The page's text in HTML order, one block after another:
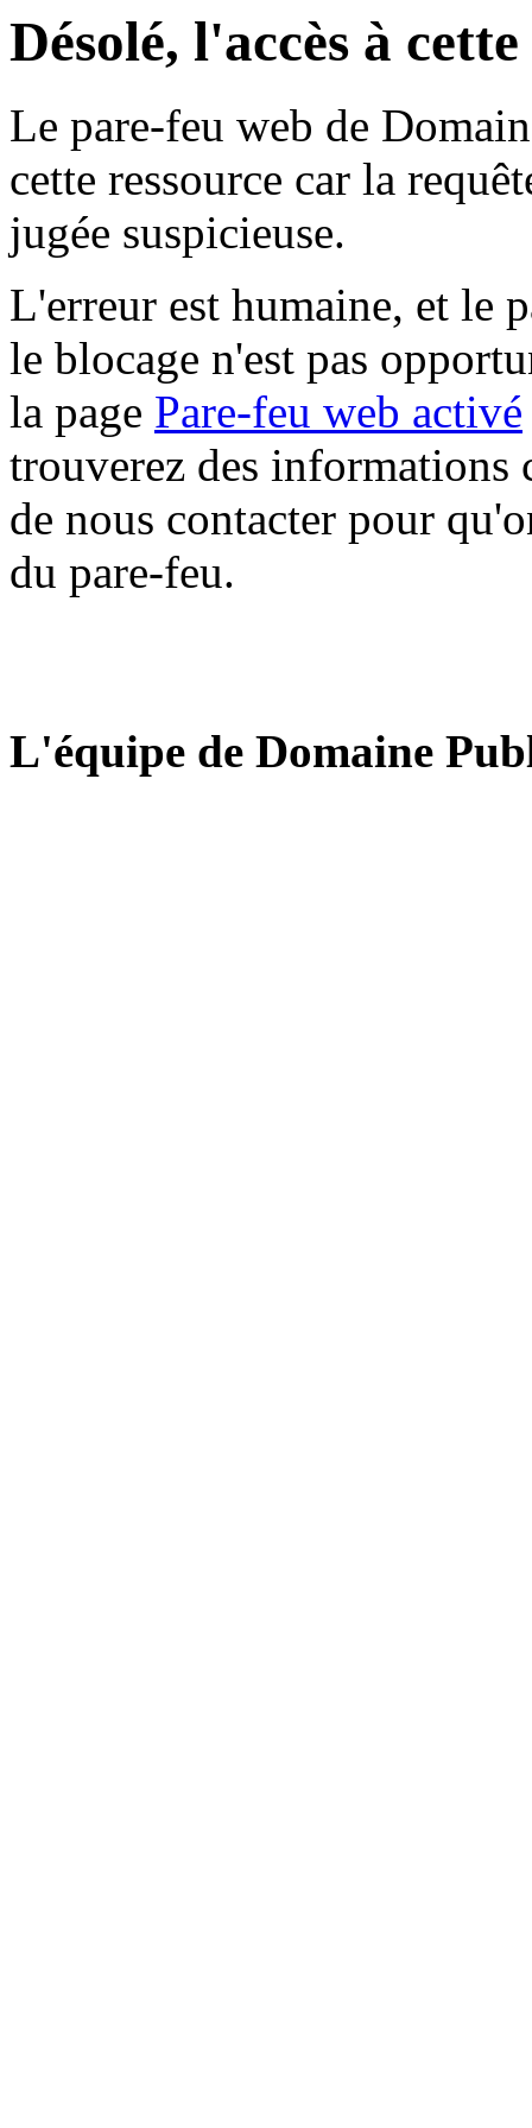
Désolé, l'accès à
Le pare-feu web de
cette ressource car la
jugée suspicieuse.
L'erreur est humaine, et le
le blocage n'est pas
la page Pare-feu web activé
trouverez des informations
de nous contacter pour
du pare-feu.
L'équipe de Domaine